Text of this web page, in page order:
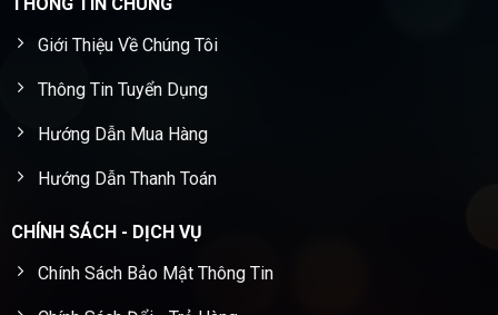
Giới Thiệu Về Chúng Tôi
Thông Tin Tuyển Dụng
Hướng Dẫn Mua Hàng
Hướng Dẫn Thanh Toán
CHÍNH SÁCH - DỊCH VỤ
Chính Sách Bảo Mật Thông Tin